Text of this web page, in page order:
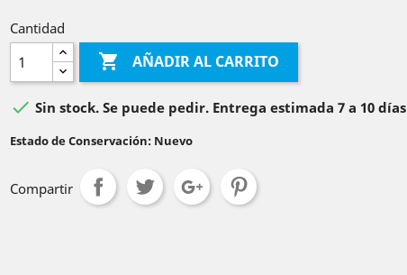
Cantidad
 AÑADIR AL CARRITO
 Sin stock. Se puede pedir. Entrega estimada 7 a 10 días
Estado de Conservación: Nuevo
Compartir